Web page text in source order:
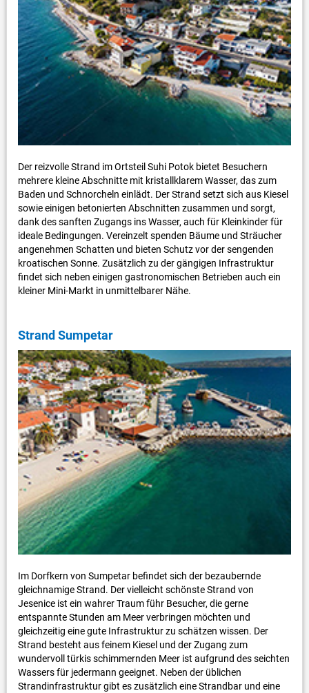
Der reizvolle Strand im Ortsteil Suhi Potok bietet Besuchern
mehrere kleine Abschnitte mit kristallklarem Wasser, das zum
Baden und Schnorcheln einlädt. Der Strand setzt sich aus Kiesel
sowie einigen betonierten Abschnitten zusammen und sorgt,
dank des sanften Zugangs ins Wasser, auch für Kleinkinder für
ideale Bedingungen. Vereinzelt spenden Bäume und Sträucher
angenehmen Schatten und bieten Schutz vor der sengenden
kroatischen Sonne. Zusätzlich zu der gängigen Infrastruktur
findet sich neben einigen gastronomischen Betrieben auch ein
kleiner Mini-Markt in unmittelbarer Nähe.
Strand Sumpetar
Im Dorfkern von Sumpetar befindet sich der bezaubernde
gleichnamige Strand. Der vielleicht schönste Strand von
Jesenice ist ein wahrer Traum führ Besucher, die gerne
entspannte Stunden am Meer verbringen möchten und
gleichzeitig eine gute Infrastruktur zu schätzen wissen. Der
Strand besteht aus feinem Kiesel und der Zugang zum
wundervoll türkis schimmernden Meer ist aufgrund des seichten
Wassers für jedermann geeignet. Neben der üblichen
Strandinfrastruktur gibt es zusätzlich eine Strandbar und eine